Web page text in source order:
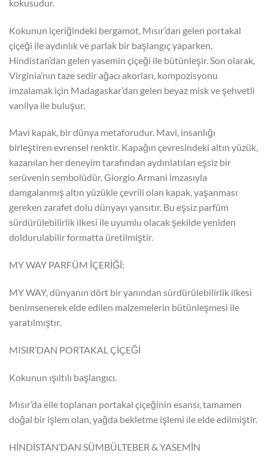
kokusudur.
Kokunun içeriğindeki bergamot, Mısır’dan gelen portakal
çiçeği ile aydınlık ve parlak bir başlangıç yaparken,
Hindistan’dan gelen yasemin çiçeği ile bütünleşir. Son olarak,
Virginia’nın taze sedir ağacı akorları, kompozisyonu
imzalamak için Madagaskar’dan gelen beyaz misk ve şehvetli
vanilya ile buluşur.
Mavi kapak, bir dünya metaforudur. Mavi, insanlığı
birleştiren evrensel renktir. Kapağın çevresindeki altın yüzük,
kazanılan her deneyim tarafından aydınlatılan eşsiz bir
serüvenin sembolüdür. Giorgio Armani imzasıyla
damgalanmış altın yüzükle çevrili olan kapak, yaşanması
gereken zarafet dolu dünyayı yansıtır. Bu eşsiz parfüm
sürdürülebilirlik ilkesi ile uyumlu olacak şekilde yeniden
doldurulabilir formatta üretilmiştir.
MY WAY PARFÜM İÇERİĞİ:
MY WAY, dünyanın dört bir yanından sürdürülebilirlik ilkesi
benimsenerek elde edilen malzemelerin bütünleşmesi ile
yaratılmıştır.
MISIR’DAN PORTAKAL ÇİÇEĞİ
Kokunun ışıltılı başlangıcı.
Mısır’da elle toplanan portakal çiçeğinin esansı, tamamen
doğal bir işlem olan, yağda bekletme işlemi ile elde edilmiştir.
HİNDİSTAN’DAN SÜMBÜLTEBER & YASEMİN